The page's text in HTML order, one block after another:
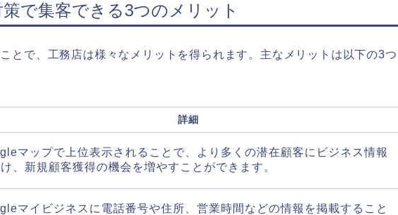
で集客できる3つのメリット
とで、工務店は様々なメリットを得られます。主なメリットは以下の3つ
詳細
マップで上位表示されることで、より多くの潜在顧客にビジネス情報
、新規顧客獲得の機会を増やすことができます。
マイビジネスに電話番号や住所、営業時間などの情報を掲載すること